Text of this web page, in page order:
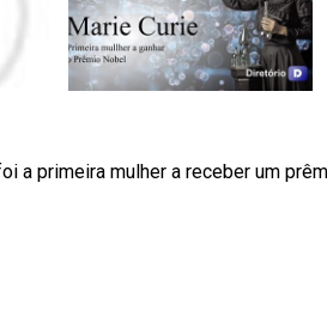
a primeira mulher a receber um